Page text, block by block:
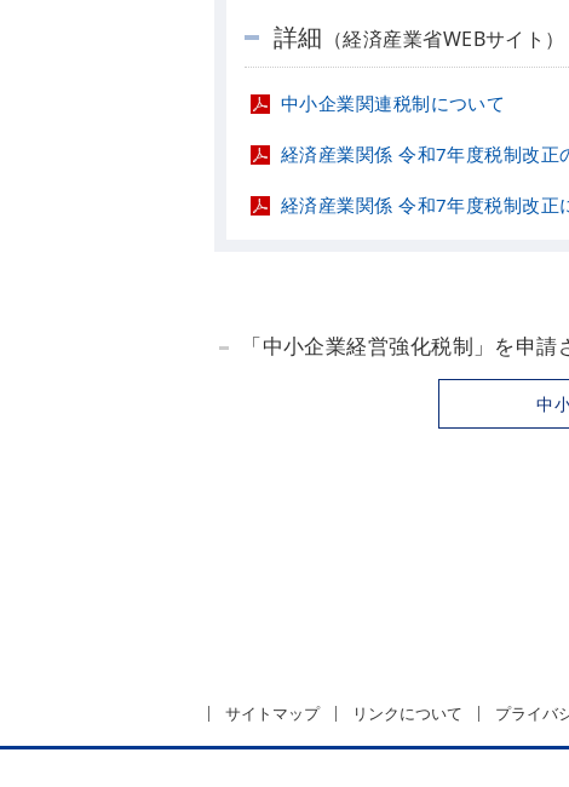
詳細 （経済産業省WEBサイト）
中小企業関連税制について
経済産業関係 令和7年度税制改正
経済産業関係 令和7年度税制改正
「中小企業経営強化税制」を申請
中
サイトマップ リンクについて プライバ